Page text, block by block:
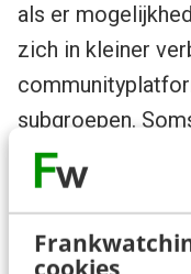
cookies
als er
zich in kleiner
subgroepen.
zich op basis